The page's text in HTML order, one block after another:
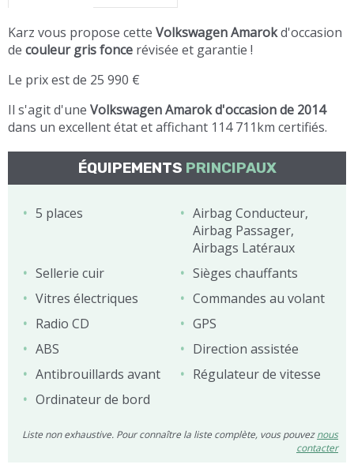
Karz vous propose cette Volkswagen Amarokd'occasion
de couleur gris fonce révisée et garantie !
Le prix est de 25 990 €
Il s'agit d'une Volkswagen Amarok d'occasion de 2014
dans un excellent état et affichant 114 711km certifiés.
ÉQUIPEMENTS PRINCIPAUX
5 places
Airbag Conducteur,
Airbag Passager,
Airbags Latéraux
Sellerie cuir
Sièges chauffants
Vitres électriques
Commandes au volant
Radio CD
GPS
ABS
Direction assistée
Antibrouillards avant
Régulateur de vitesse
Ordinateur de bord
Liste non exhaustive. Pour connaître la liste complète, vous pouveznous
contacter